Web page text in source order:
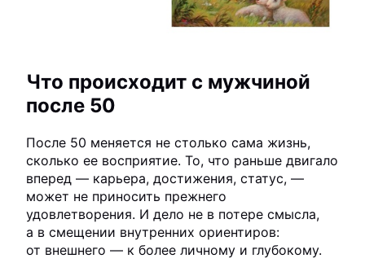
Что происходит с мужчиной
после 50
После 50 меняется не столько сама жизнь,
сколько ее восприятие. То, что раньше двигало
вперед — карьера, достижения, статус, —
может не приносить прежнего
удовлетворения. И дело не в потере смысла,
а в смещении внутренних ориентиров:
от внешнего — к более личному и глубокому.